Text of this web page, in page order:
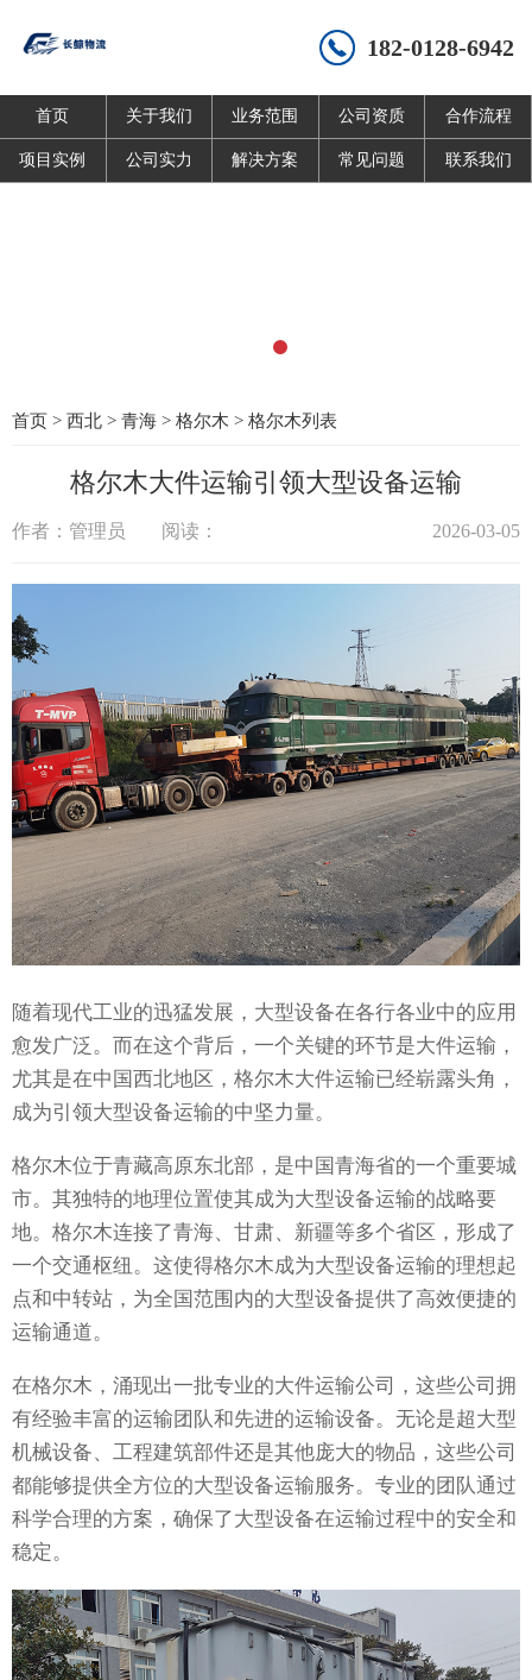
182-0128-6942
首页 关于我们 业务范围 公司资质 合作流程
项目实例 公司实力 解决方案 常见问题 联系我们
首页 > 西北 > 青海 > 格尔木 > 格尔木列表
格尔木大件运输引领大型设备运输
作者：管理员 阅读： 2026-03-05
随着现代工业的迅猛发展，大型设备在各行各业中的应用
愈发广泛。而在这个背后，一个关键的环节是大件运输，
尤其是在中国西北地区，格尔木大件运输已经崭露头角，
成为引领大型设备运输的中坚力量。
格尔木位于青藏高原东北部，是中国青海省的一个重要城
市。其独特的地理位置使其成为大型设备运输的战略要
地。格尔木连接了青海、甘肃、新疆等多个省区，形成了
一个交通枢纽。这使得格尔木成为大型设备运输的理想起
点和中转站，为全国范围内的大型设备提供了高效便捷的
运输通道。
在格尔木，涌现出一批专业的大件运输公司，这些公司拥
有经验丰富的运输团队和先进的运输设备。无论是超大型
机械设备、工程建筑部件还是其他庞大的物品，这些公司
都能够提供全方位的大型设备运输服务。专业的团队通过
科学合理的方案，确保了大型设备在运输过程中的安全和
稳定。